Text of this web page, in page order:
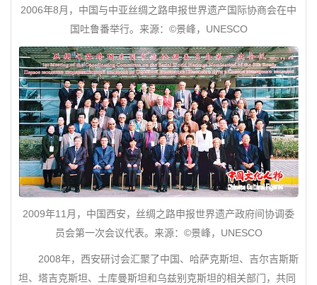
2006年8月，中国与中亚丝绸之路申报世界遗产国际协商会在中
国吐鲁番举行。来源：©景峰，UNESCO
2009年11月，中国西安，丝绸之路申报世界遗产政府间协调委
员会第一次会议代表。来源：©景峰，UNESCO
2008年，西安研讨会汇聚了中国、哈萨克斯坦、吉尔吉斯斯
坦、塔吉克斯坦、土库曼斯坦和乌兹别克斯坦的相关部门，共同